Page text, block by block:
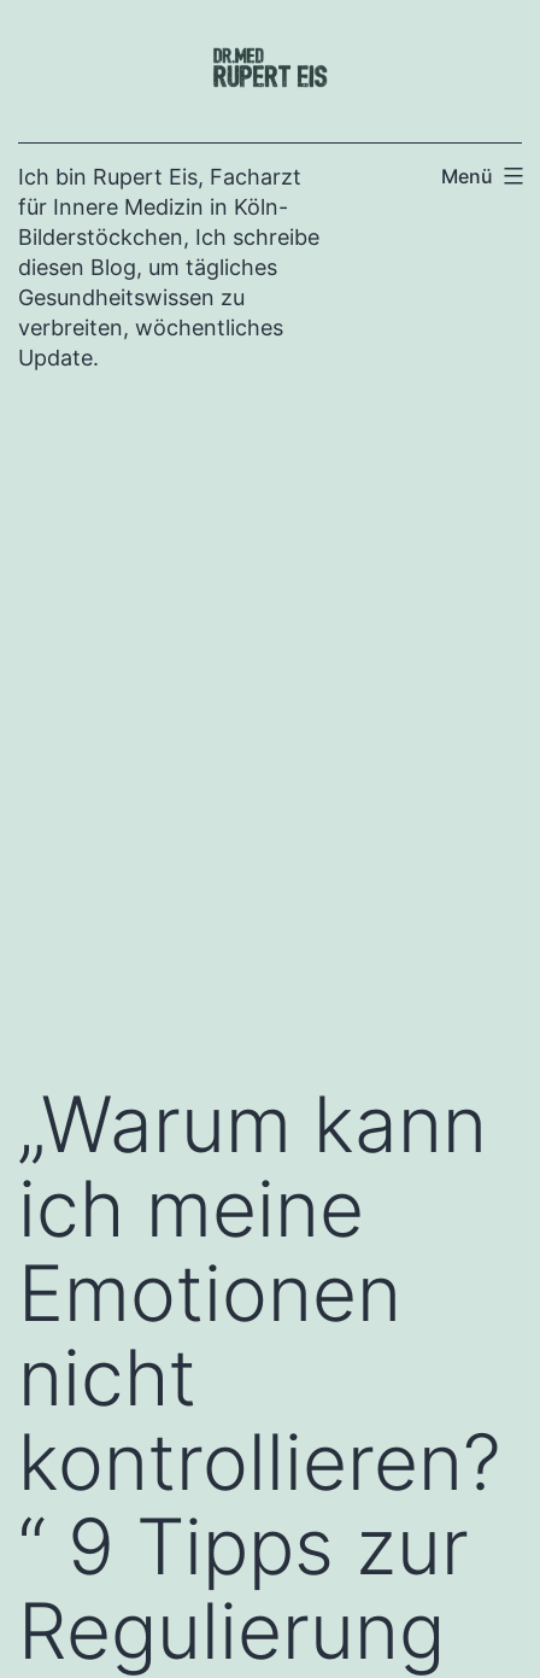
Ich bin Rupert Eis, Facharzt
für Innere Medizin in Köln-
Bilderstöckchen, Ich schreibe
diesen Blog, um tägliches
Gesundheitswissen zu
verbreiten, wöchentliches
Update.
Menü
„Warum kann
ich meine
Emotionen
nicht
kontrollieren?
“ 9 Tipps zur
Regulierung